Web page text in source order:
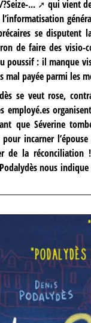
...
qui vient
se
de faire des visio-
: il manque
mal payée parmi les
se veut rose,
employé.es
que Séverine
incarner
de la réconciliation
nous